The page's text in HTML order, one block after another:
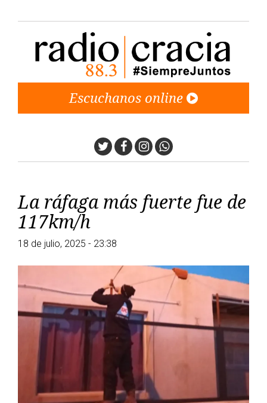
Escuchanos online
TwitterFacebook
Instagram
Whatsapp
La ráfaga más fuerte fue de
117km/h
18 de julio, 2025 - 23:38